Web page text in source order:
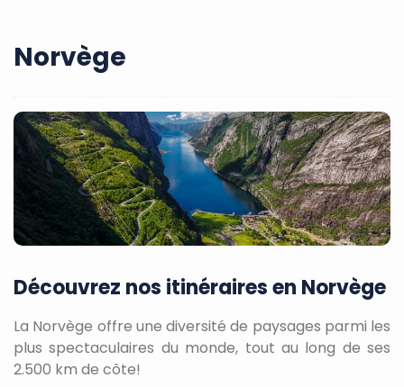
Norvège
Découvrez nos itinéraires en Norvège
La Norvège offre une diversité de paysages parmi les
plus spectaculaires du monde, tout au long de ses
2.500 km de côte!